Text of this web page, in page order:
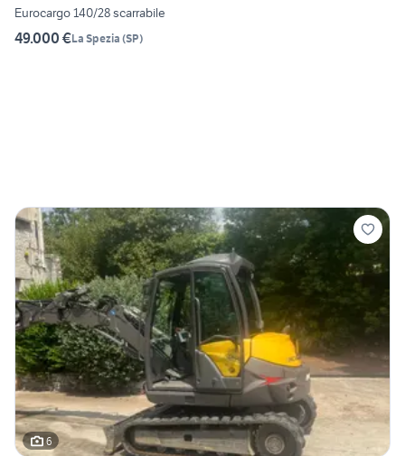
Eurocargo 140/28 scarrabile
49.000 €La Spezia (SP)
6